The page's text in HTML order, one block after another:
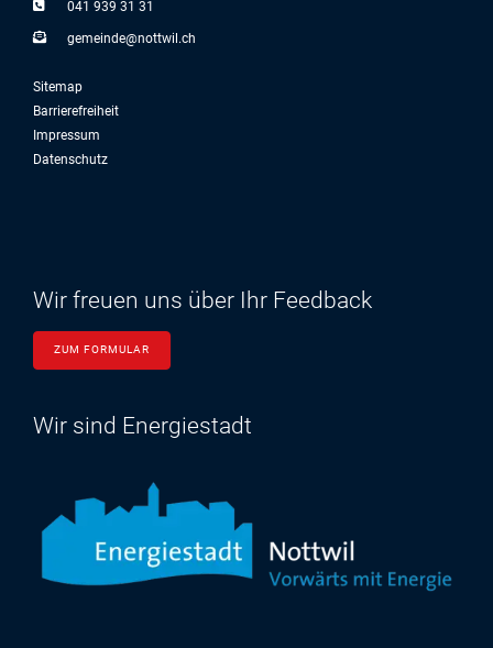
041 939 31 31
g m nd n ttw l ch
Sitemap
Barrierefreiheit
Impressum
Datenschutz
Wir freuen uns über Ihr Feedback
ZUM FORMULAR
Wir sind Energiestadt